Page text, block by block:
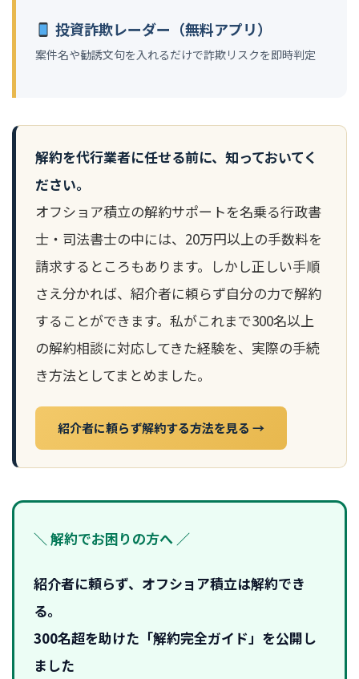
投資詐欺レーダー（無料アプリ）
案件名や勧誘文句を入れるだけで詐欺リスクを即時判定
解約を代行業者に任せる前に、知っておいてく
ださい。
オフショア積立の解約サポートを名乗る行政書
士・司法書士の中には、20万円以上の手数料を
請求するところもあります。しかし正しい手順
さえ分かれば、紹介者に頼らず自分の力で解約
することができます。私がこれまで300名以上
の解約相談に対応してきた経験を、実際の手続
き方法としてまとめました。
紹介者に頼らず解約する方法を見る →
＼ 解約でお困りの方へ ／
紹介者に頼らず、オフショア積立は解約でき
る。
300名超を助けた「解約完全ガイド」を公開し
ました